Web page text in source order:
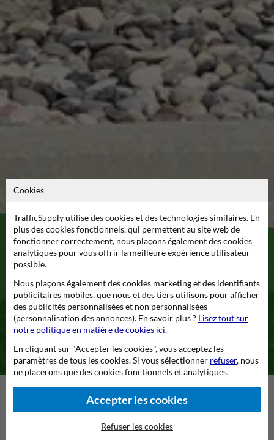
Quel poteau choisir pour la
mise en place de nouvelles
bornes électriques ?
Arrêté royal du 05 mars 2023
Quel poteau choisir pour protéger les bornes de
recharges électriques suite à l’arrêté royal du
Cookies
TrafficSupply utilise des cookies et des technologies similaires. En
plus des cookies fonctionnels, qui permettent au site web de
fonctionner correctement, nous plaçons également des cookies
analytiques pour vous offrir la meilleure expérience utilisateur
possible.
Nous plaçons également des cookies marketing et des identifiants
publicitaires mobiles, que nous et des tiers utilisons pour afficher
des publicités personnalisées et non personnalisées
(personnalisation des annonces). En savoir plus ? Lisez tout sur
notre politique en matière de cookies ici.
En cliquant sur "Accepter les cookies", vous acceptez les
paramètres de tous les cookies. Si vous sélectionner refuser, nous
ne placerons que des cookies fonctionnels et analytiques.
Accepter les cookies
Refuser les cookies